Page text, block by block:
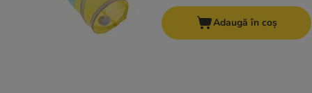
Adaugă în coș